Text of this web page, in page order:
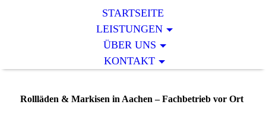
STARTSEITE
LEISTUNGEN
ÜBER UNS
KONTAKT
Rollläden & Markisen in Aachen – Fachbetrieb vor Ort